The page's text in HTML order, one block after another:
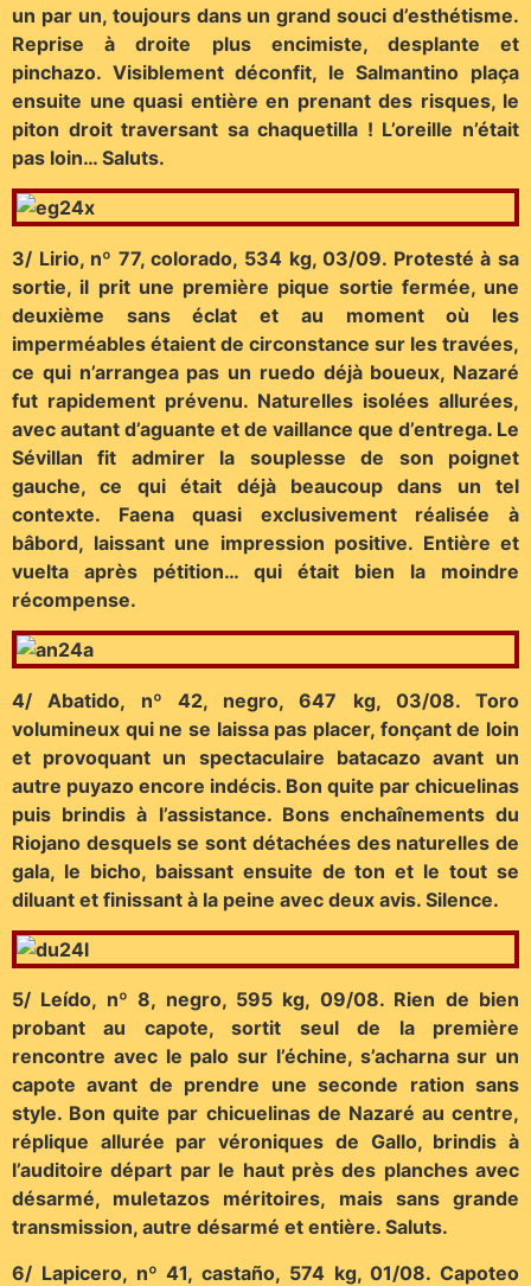
un par un, toujours dans un grand souci d’esthétisme.
Reprise à droite plus encimiste, desplante et
pinchazo. Visiblement déconfit, le Salmantino plaça
ensuite une quasi entière en prenant des risques, le
piton droit traversant sa chaquetilla ! L’oreille n’était
pas loin… Saluts.
3/ Lirio, nº 77, colorado, 534 kg, 03/09. Protesté à sa
sortie, il prit une première pique sortie fermée, une
deuxième sans éclat et au moment où les
imperméables étaient de circonstance sur les travées,
ce qui n’arrangea pas un ruedo déjà boueux, Nazaré
fut rapidement prévenu. Naturelles isolées allurées,
avec autant d’aguante et de vaillance que d’entrega. Le
Sévillan fit admirer la souplesse de son poignet
gauche, ce qui était déjà beaucoup dans un tel
contexte. Faena quasi exclusivement réalisée à
bâbord, laissant une impression positive. Entière et
vuelta après pétition… qui était bien la moindre
récompense.
4/ Abatido, nº 42, negro, 647 kg, 03/08. Toro
volumineux qui ne se laissa pas placer, fonçant de loin
et provoquant un spectaculaire batacazo avant un
autre puyazo encore indécis. Bon quite par chicuelinas
puis brindis à l’assistance. Bons enchaînements du
Riojano desquels se sont détachées des naturelles de
gala, le bicho, baissant ensuite de ton et le tout se
diluant et finissant à la peine avec deux avis. Silence.
5/ Leído, nº 8, negro, 595 kg, 09/08. Rien de bien
probant au capote, sortit seul de la première
rencontre avec le palo sur l’échine, s’acharna sur un
capote avant de prendre une seconde ration sans
style. Bon quite par chicuelinas de Nazaré au centre,
réplique allurée par véroniques de Gallo, brindis à
l’auditoire départ par le haut près des planches avec
désarmé, muletazos méritoires, mais sans grande
transmission, autre désarmé et entière. Saluts.
6/ Lapicero, nº 41, castaño, 574 kg, 01/08. Capoteo